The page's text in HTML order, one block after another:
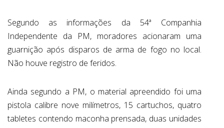
Segundo as informações da 54ª Companhia
Independente da PM, moradores acionaram uma
guarnição após disparos de arma de fogo no local.
Não houve registro de feridos.
Ainda segundo a PM, o material apreendido foi uma
pistola calibre nove milímetros, 15 cartuchos, quatro
tabletes contendo maconha prensada, duas unidades